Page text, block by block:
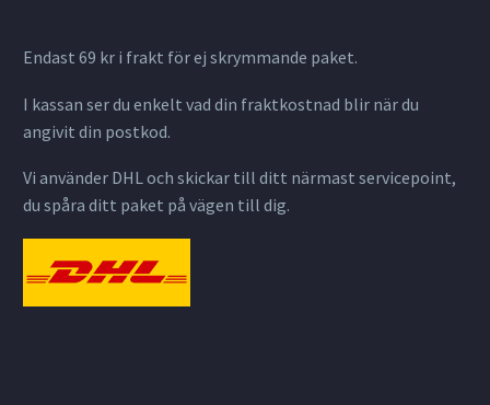
Endast 69 kr i frakt för ej skrymmande paket.
I kassan ser du enkelt vad din fraktkostnad blir när du
angivit din postkod.
Vi använder DHL och skickar till ditt närmast servicepoint,
du spåra ditt paket på vägen till dig.